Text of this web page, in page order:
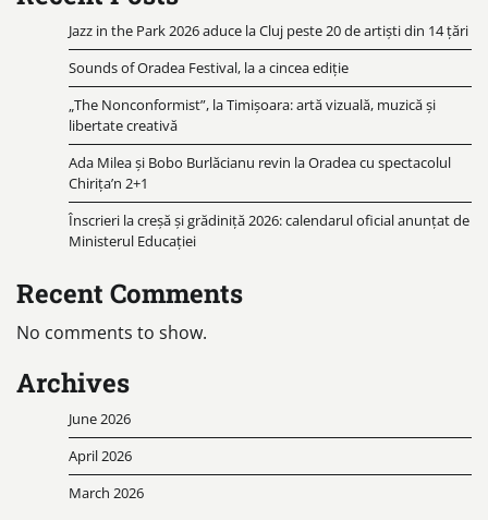
Jazz in the Park 2026 aduce la Cluj peste 20 de artiști din 14 țări
Sounds of Oradea Festival, la a cincea ediție
„The Nonconformist”, la Timișoara: artă vizuală, muzică și
libertate creativă
Ada Milea și Bobo Burlăcianu revin la Oradea cu spectacolul
Chirița’n 2+1
Înscrieri la creșă și grădiniță 2026: calendarul oficial anunțat de
Ministerul Educației
Recent Comments
No comments to show.
Archives
June 2026
April 2026
March 2026